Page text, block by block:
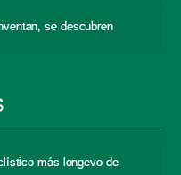
se descubren
más longevo de